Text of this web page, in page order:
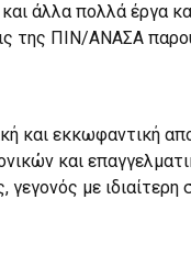
άλλα πολλά έργα
της ΠΙΝ/ΑΝΑΣΑ
και εκκωφαντική
και
με ιδιαίτερη